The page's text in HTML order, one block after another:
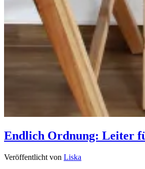
Endlich Ordnung: Leiter
Veröffentlicht von Liska